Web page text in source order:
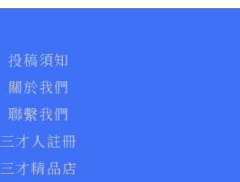
投稿須知
關於我們
聯繫我們
三才人註冊
三才精品店